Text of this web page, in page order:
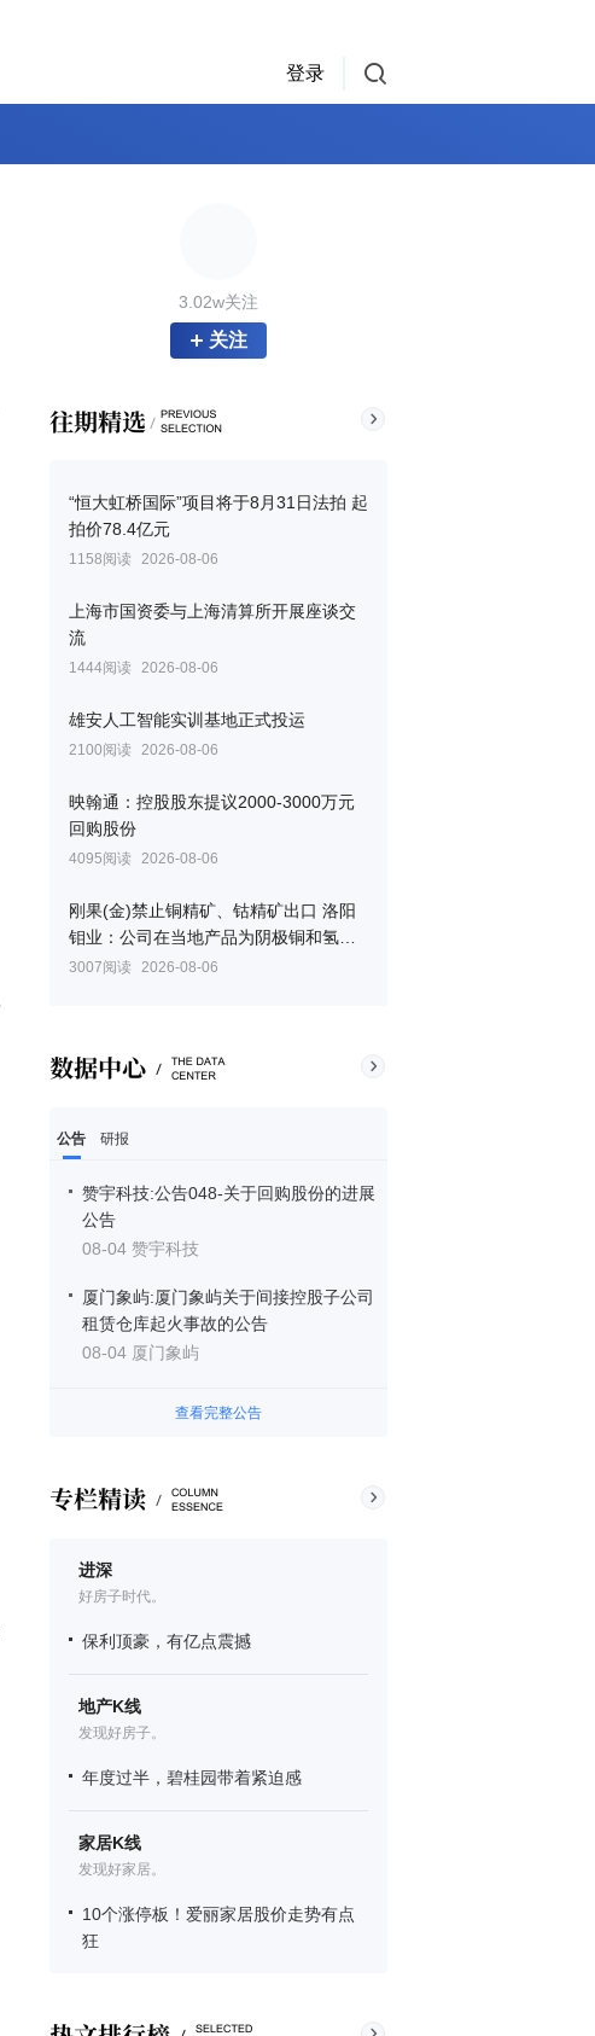
登录
3.02w关注
关注
“恒大虹桥国际”项目将于8月31日法拍 起
拍价78.4亿元
1158阅读 2026-08-06
上海市国资委与上海清算所开展座谈交
流
1444阅读 2026-08-06
雄安人工智能实训基地正式投运
2100阅读 2026-08-06
映翰通：控股股东提议2000-3000万元
回购股份
4095阅读 2026-08-06
刚果(金)禁止铜精矿、钴精矿出口 洛阳
钼业：公司在当地产品为阴极铜和氢氧
化钴
3007阅读 2026-08-06
公告 研报
赞宇科技:公告048-关于回购股份的进展
公告
08-04 赞宇科技
厦门象屿:厦门象屿关于间接控股子公司
租赁仓库起火事故的公告
08-04 厦门象屿
查看完整公告
进深
好房子时代。
保利顶豪，有亿点震撼
地产K线
发现好房子。
年度过半，碧桂园带着紧迫感
家居K线
发现好家居。
10个涨停板！爱丽家居股价走势有点
狂